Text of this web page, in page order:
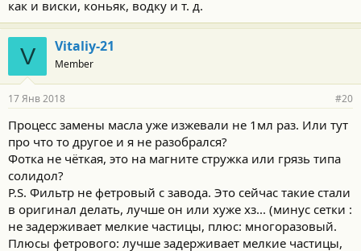
как и виски, коньяк, водку и т. д.
V Vitaliy-21
Member
17 Янв 2018 #20
Процесс замены масла уже изжевали не 1мл раз. Или тут
про что то другое и я не разобрался?
Фотка не чёткая, это на магните стружка или грязь типа
солидол?
P.S. Фильтр не фетровый с завода. Это сейчас такие стали
в оригинал делать, лучше он или хуже хз... (минус сетки :
не задерживает мелкие частицы, плюс: многоразовый.
Плюсы фетрового: лучше задерживает мелкие частицы,